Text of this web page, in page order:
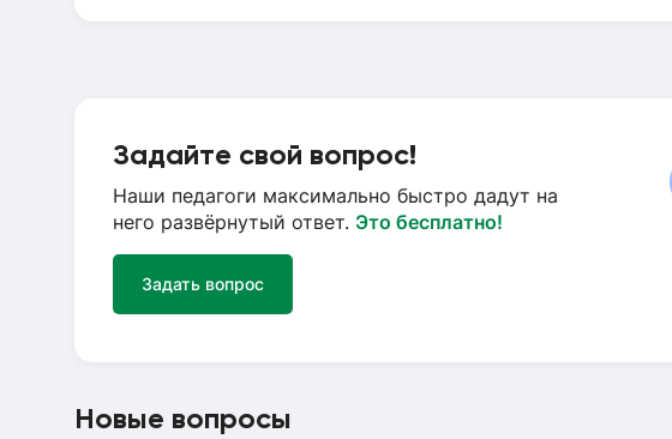
Задайте свой вопрос!
Наши педагоги максимально быстро дадут на
него развёрнутый ответ. Это бесплатно!
Задать вопрос
Новые вопросы